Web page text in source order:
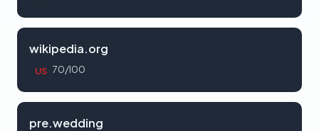
wikipedia.org
US 70/100
pre.wedding